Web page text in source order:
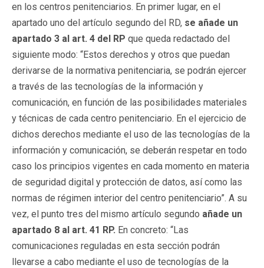
en los centros penitenciarios. En primer lugar, en el
apartado uno del artículo segundo del RD, se añade un
apartado 3 al art. 4 del RP que queda redactado del
siguiente modo: “Estos derechos y otros que puedan
derivarse de la normativa penitenciaria, se podrán ejercer
a través de las tecnologías de la información y
comunicación, en función de las posibilidades materiales
y técnicas de cada centro penitenciario. En el ejercicio de
dichos derechos mediante el uso de las tecnologías de la
información y comunicación, se deberán respetar en todo
caso los principios vigentes en cada momento en materia
de seguridad digital y protección de datos, así como las
normas de régimen interior del centro penitenciario”. A su
vez, el punto tres del mismo artículo segundo añade un
apartado 8 al art. 41 RP. En concreto: “Las
comunicaciones reguladas en esta sección podrán
llevarse a cabo mediante el uso de tecnologías de la